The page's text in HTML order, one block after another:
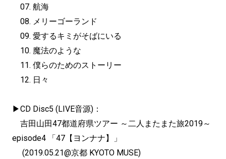
07. 航海
08. メリーゴーランド
09. 愛するキミがそばにいる
10. 魔法のような
11. 僕らのためのストーリー
12. 日々
▶︎CD Disc5 (LIVE音源)：
吉田山田47都道府県ツアー ～二人またまた旅2019～
episode4 「47【ヨンナナ】」
(2019.05.21@京都 KYOTO MUSE)